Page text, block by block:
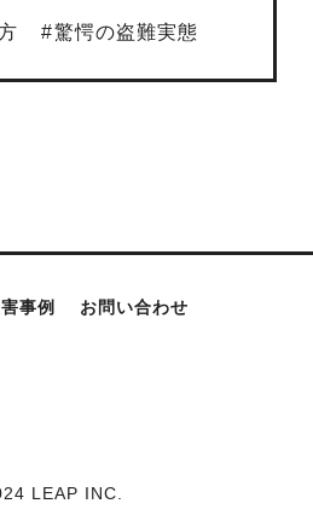
驚愕の盗難実態
事例 お問い合わせ
LEAP INC.